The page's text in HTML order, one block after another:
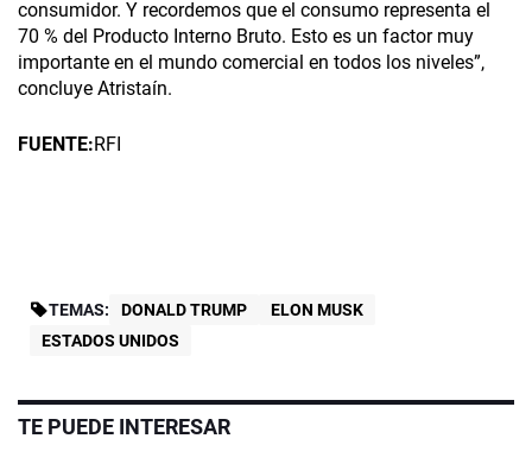
consumidor. Y recordemos que el consumo representa el
70 % del Producto Interno Bruto. Esto es un factor muy
importante en el mundo comercial en todos los niveles”,
concluye Atristaín.
FUENTE:RFI
TEMAS: DONALD TRUMP
ELON MUSK
ESTADOS UNIDOS
TE PUEDE INTERESAR